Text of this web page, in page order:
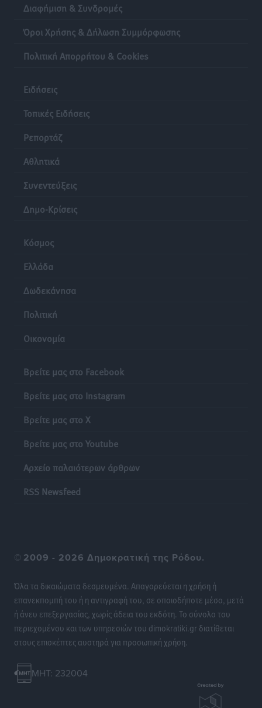
Διαφήμιση & Συνδρομές
Όροι Χρήσης & Δήλωση Συμμόρφωσης
Πολιτική Απορρήτου & Cookies
Ειδήσεις
Τοπικές Ειδήσεις
Ρεπορτάζ
Αθλητικά
Συνεντεύξεις
Δημο-Κρίσεις
Κόσμος
Ελλάδα
Δωδεκάνησα
Πολιτική
Οικονομία
Βρείτε μας στο Facebook
Βρείτε μας στο Instagram
Βρείτε μας στο X
Βρείτε μας στο Youtube
Αρχείο παλαιότερων άρθρων
RSS Newsfeed
© 2009 - 2026 Δημοκρατική της Ρόδου.
Όλα τα δικαιώματα δεσμευμένα. Απαγορεύεται η χρήση ή
επανεκπομπή του ή η αντιγραφή του, σε οποιοδήποτε μέσο, μετά
ή άνευ επεξεργασίας, χωρίς άδεια του εκδότη. Το σύνολο του
περιεχομένου και των υπηρεσιών του dimokratiki.gr διατίθεται
στους επισκέπτες αυστηρά για προσωπική χρήση.
MHT: 232004